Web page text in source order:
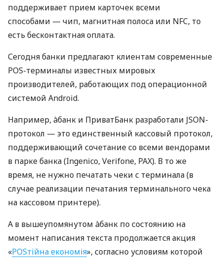
поддерживает прием карточек всеми
способами — чип, магнитная полоса или NFC, то
есть бесконтактная оплата.
Сегодня банки предлагают клиентам современные
POS-терминалы известных мировых
производителей, работающих под операционной
системой Android.
Например, àбанк и ПриватБанк разработали JSON-
протокол — это единственный кассовый протокол,
поддерживающий сочетание со всеми вендорами
в парке банка (Ingenico, Verifone, PAX). В то же
время, не нужно печатать чеки с терминала (в
случае реализации печатания терминального чека
на кассовом принтере).
А в вышеупомянутом àбанк по состоянию на
момент написания текста продолжается акция
«POSтійна економія», согласно условиям которой